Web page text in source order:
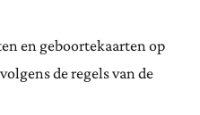
en geboortekaarten op
de regels van de